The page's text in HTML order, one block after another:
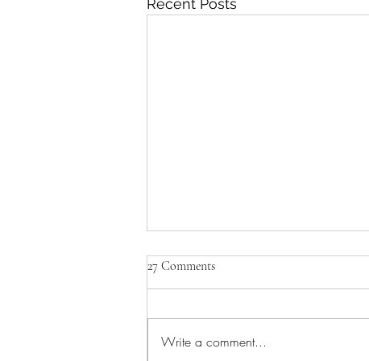
Recent Posts
27 Comments
Write a comment...